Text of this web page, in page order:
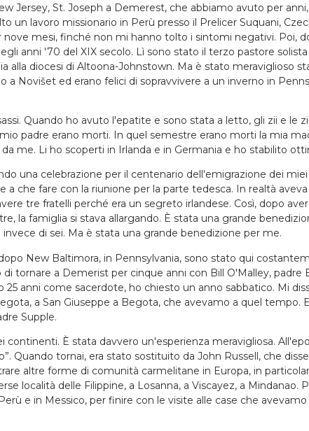
Jersey, St. Joseph a Demerest, che abbiamo avuto per
un lavoro missionario in Perù presso il Prelicer Suquani,
mesi, finché non mi hanno tolto i sintomi negativi. Poi,
anni '70 del XIX secolo. Lì sono stato il terzo pastore
alla diocesi di Altoona-Johnstown. Ma è stato meraviglioso
Novišet ed erano felici di sopravvivere a un inverno in
Quando ho avuto l'epatite e sono stata a letto, gli zii e le
padre erano morti. In quel semestre erano morti la mia
me. Li ho scoperti in Irlanda e in Germania e ho stabilito
una celebrazione per il centenario dell'emigrazione dei
che fare con la riunione per la parte tedesca. In realtà
tre fratelli perché era un segreto irlandese. Così, dopo
la famiglia si stava allargando. È stata una grande
di sei. Ma è stata una grande benedizione per me.
New Baltimora, in Pennsylvania, sono stato qui
tornare a Demerist per cinque anni con Bill O'Malley, padre
anni come sacerdote, ho chiesto un anno sabbatico. Mi
a San Giuseppe a Begota, che avevamo a quel tempo.
Supple.
È stata davvero un'esperienza meravigliosa.
Quando tornai, era stato sostituito da John Russell, che
altre forme di comunità carmelitane in Europa, in
località delle Filippine, a Losanna, a Viscayez, a Mindanao.
e in Messico, per finire con le visite alle case che avevamo